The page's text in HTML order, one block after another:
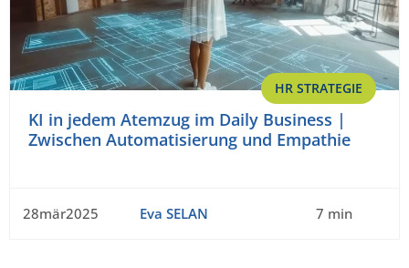
HR STRATEGIE
KI in jedem Atemzug im Daily Business |
Zwischen Automatisierung und Empathie
28mär2025 Eva SELAN 7 min